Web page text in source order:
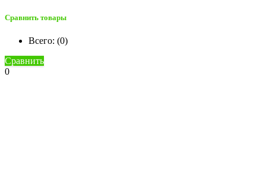
Сравнить товары
Всего: (0)
Сравнить
0